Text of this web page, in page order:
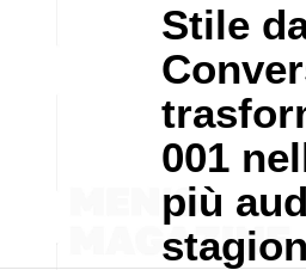
Stile
001
più